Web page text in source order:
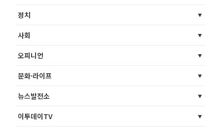
정치
사회
오피니언
문화·라이프
뉴스발전소
이투데이TV